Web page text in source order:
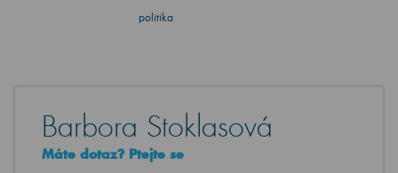
politika
Barbora Stoklasová
Máte dotaz? Ptejte se